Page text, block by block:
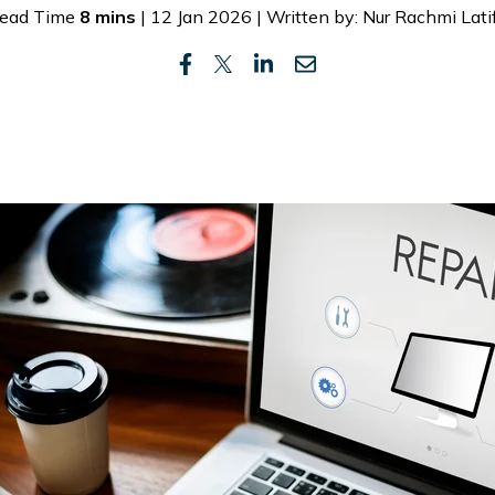
Time 8 mins | 12 Jan 2026 | Written by: Nur Rachmi